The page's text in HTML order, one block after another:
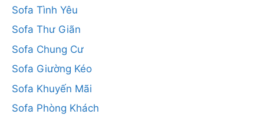
Sofa Tình Yêu
Sofa Thư Giãn
Sofa Chung Cư
Sofa Giường Kéo
Sofa Khuyến Mãi
Sofa Phòng Khách